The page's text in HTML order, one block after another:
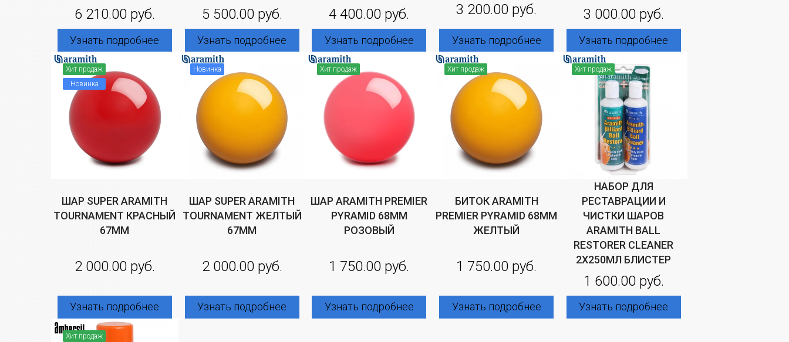
6 210.00 руб.
Узнать подробнее
5 500.00 руб.
Узнать подробнее
4 400.00 руб.
Узнать подробнее
3 200.00 руб.
Узнать подробнее
3 000.00 руб.
Узнать подробнее
Хит продаж
Новинка
ШАР SUPER ARAMITH
TOURNAMENT КРАСНЫЙ
67ММ
2 000.00 руб.
Узнать подробнее
Новинка
ШАР SUPER ARAMITH
TOURNAMENT ЖЕЛТЫЙ
67ММ
2 000.00 руб.
Узнать подробнее
Хит продаж
ШАР ARAMITH PREMIER
PYRAMID 68ММ
РОЗОВЫЙ
1 750.00 руб.
Узнать подробнее
Хит продаж
БИТОК ARAMITH
PREMIER PYRAMID 68ММ
ЖЕЛТЫЙ
1 750.00 руб.
Узнать подробнее
Хит продаж
НАБОР ДЛЯ
РЕСТАВРАЦИИ И
ЧИСТКИ ШАРОВ
ARAMITH BALL
RESTORER CLEANER
2X250МЛ БЛИСТЕР
1 600.00 руб.
Узнать подробнее
Хит продаж